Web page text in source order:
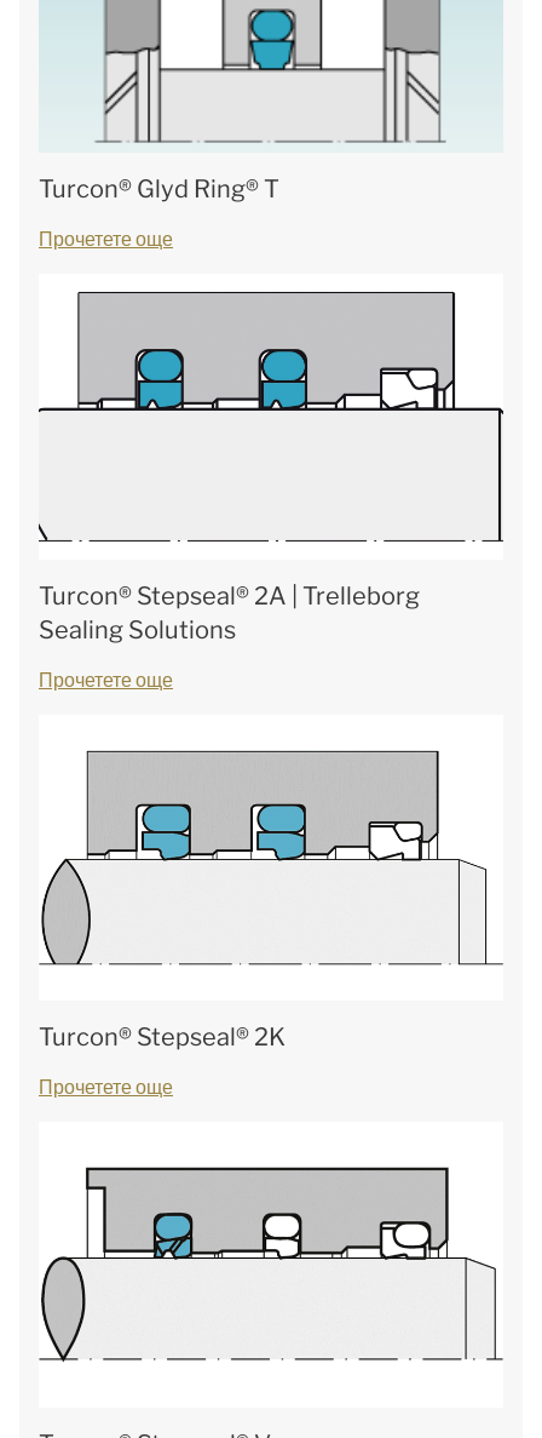
Turcon® Glyd Ring® T
Прочетете още
Turcon® Stepseal® 2A | Trelleborg
Sealing Solutions
Прочетете още
Turcon® Stepseal® 2K
Прочетете още